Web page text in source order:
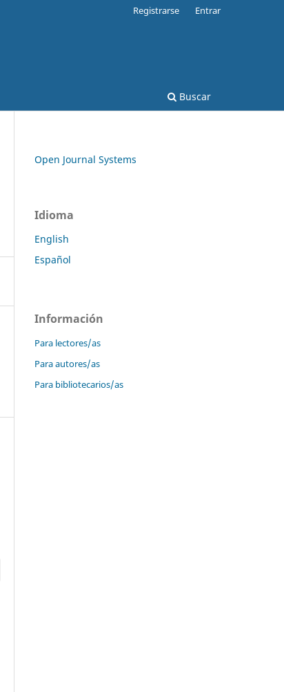
Buscar
Registrarse Entrar
Open Journal Systems
Idioma
English
Español
Información
Para lectores/as
Para autores/as
Para bibliotecarios/as